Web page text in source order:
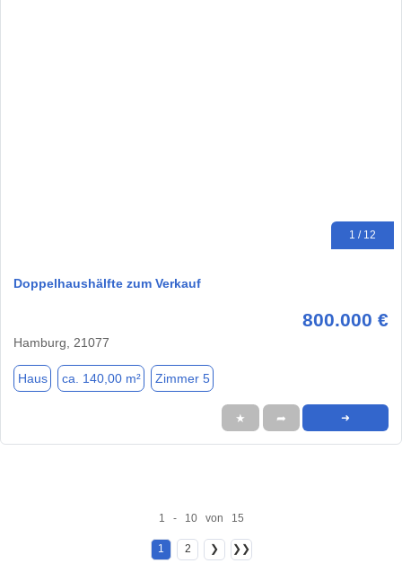
1 / 12
Doppelhaushälfte zum Verkauf
800.000 €
Hamburg, 21077
Haus ca. 140,00 m² Zimmer 5
★ ➦ ➜
1 - 10 von 15
1 2 ❯ ❯❯